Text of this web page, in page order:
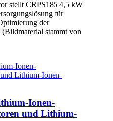
stellt CRPS185 4,5 kW
für
der
stammt von
Ionen-
und Lithium-